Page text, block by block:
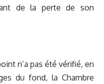
de la perte de son
n’a pas été vérifié, en
du fond, la Chambre